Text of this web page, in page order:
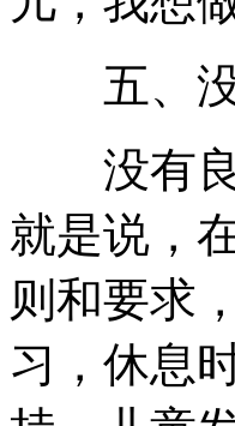
五、没
没有良
就是说，
则和要求
习，休息